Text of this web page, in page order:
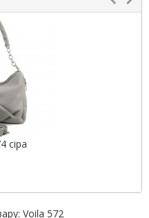
сіра
Voila 572